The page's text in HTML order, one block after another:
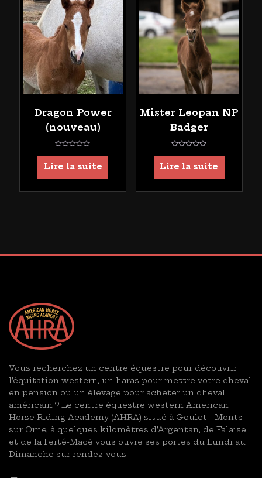
Dragon Power
(nouveau)
Note
sur
5
Lire la suite
Mister Leopan NP
Badger
Note
sur
5
Lire la suite
Vous recherchez un centre équestre pour découvrir
l’équitation western, un haras pour mettre votre cheval
en pension ou un élevage pour acheter un cheval
américain ? Le centre équestre western American
Horse Riding Academy (AHRA) situé à Goulet - Monts-
sur Orne, à quelques kilomètres d’Argentan, de Falaise
et de la Ferté-Macé vous ouvre ses portes du Lundi au
Dimanche sur rendez-vous.